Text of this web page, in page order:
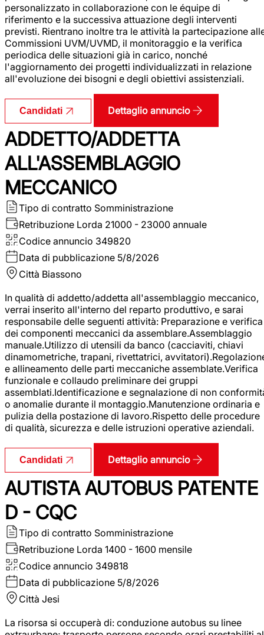
personalizzato in collaborazione con le équipe di
riferimento e la successiva attuazione degli interventi
previsti. Rientrano inoltre tra le attività la partecipazione
Commissioni UVM/UVMD, il monitoraggio e la verifica
periodica delle situazioni già in carico, nonché
l'aggiornamento dei progetti individualizzati in relazione
all'evoluzione dei bisogni e degli obiettivi assistenziali.
Candidati Dettaglio annuncio
ADDETTO/ADDETTA
ALL'ASSEMBLAGGIO
MECCANICO
Tipo di contratto Somministrazione
Retribuzione Lorda 21000 - 23000 annuale
Codice annuncio 349820
Data di pubblicazione 5/8/2026
Città Biassono
In qualità di addetto/addetta all'assemblaggio meccanico,
verrai inserito all'interno del reparto produttivo, e sarai
responsabile delle seguenti attività: Preparazione e verifica
dei componenti meccanici da assemblare.Assemblaggio
manuale.Utilizzo di utensili da banco (cacciaviti, chiavi
dinamometriche, trapani, rivettatrici,
e allineamento delle parti meccaniche assemblate.Verifica
funzionale e collaudo preliminare dei gruppi
assemblati.Identificazione e segnalazione di non
o anomalie durante il montaggio.Manutenzione ordinaria e
pulizia della postazione di lavoro.Rispetto delle procedure
di qualità, sicurezza e delle istruzioni operative aziendali.
Candidati Dettaglio annuncio
AUTISTA AUTOBUS PATENTE
D - CQC
Tipo di contratto Somministrazione
Retribuzione Lorda 1400 - 1600 mensile
Codice annuncio 349818
Data di pubblicazione 5/8/2026
Città Jesi
La risorsa si occuperà di: conduzione autobus su linee